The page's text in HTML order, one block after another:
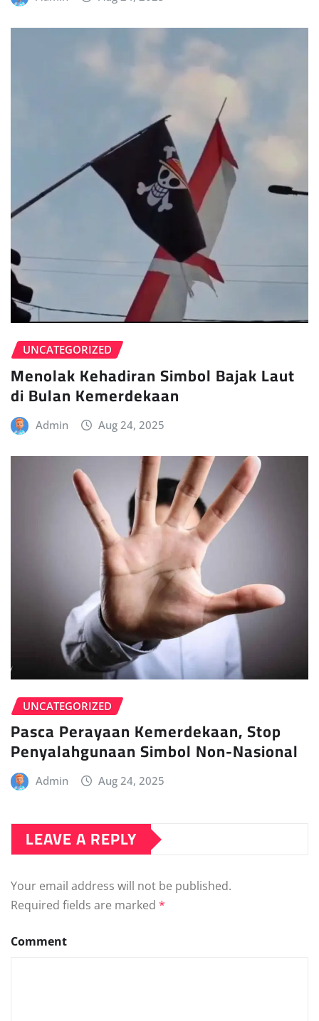
UNCATEGORIZED
Menolak Kehadiran Simbol Bajak Laut
di Bulan Kemerdekaan
Admin Aug 24, 2025
UNCATEGORIZED
Pasca Perayaan Kemerdekaan, Stop
Penyalahgunaan Simbol Non-Nasional
Admin Aug 24, 2025
LEAVE A REPLY
Your email address will not be published.
Required fields are marked *
Comment